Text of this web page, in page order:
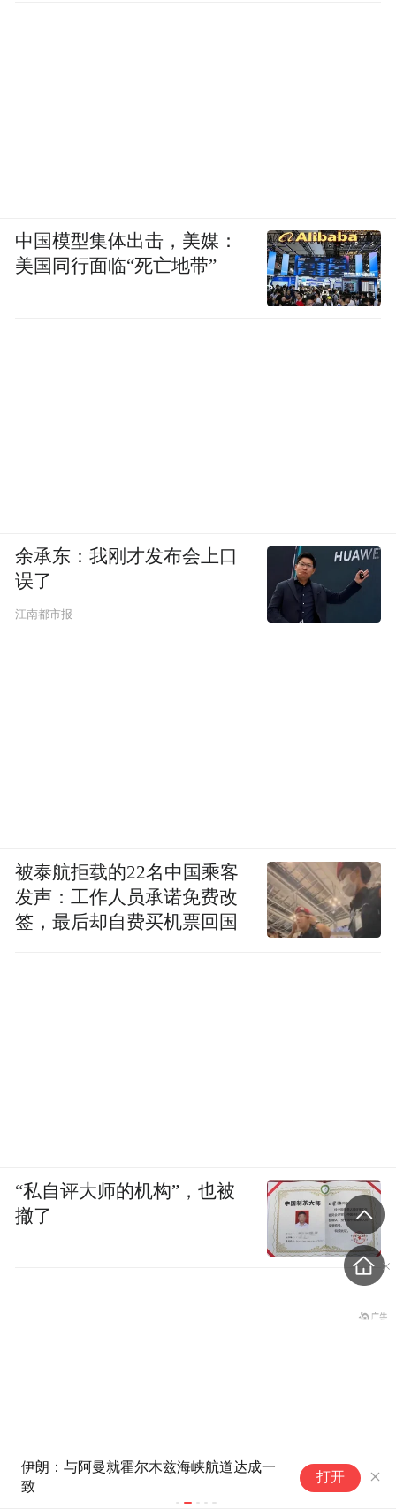
伊朗：与阿曼就霍尔木兹海峡航道达成一
致
打开
中国模型集体出击，美媒：
美国同行面临“死亡地带”
余承东：我刚才发布会上口
误了
江南都市报
被泰航拒载的22名中国乘客
发声：工作人员承诺免费改
签，最后却自费买机票回国
“私自评大师的机构”，也被
撤了